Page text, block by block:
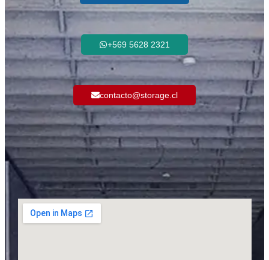
+569 5628 2321
contacto@storage.cl